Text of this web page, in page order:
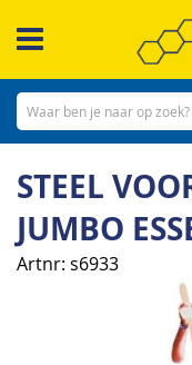
naar
inhoud
STEEL
JUMBO
Artnr s6933